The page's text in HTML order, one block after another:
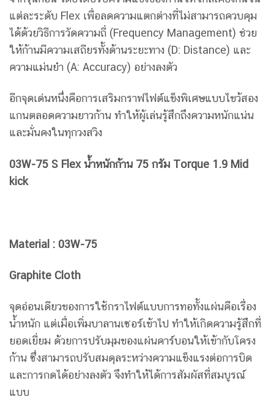
แต่ละระดับ Flex เพื่อลดความแตกต่างที่ไม่สามารถควบคุม
ได้ด้วยวิธีการวัดความถี่ (Frequency Management) ช่วย
ให้ก้านมีความเสถียรทั้งด้านระยะทาง (D: Distance) และ
ความแม่นยำ (A: Accuracy) อย่างลงตัว
อีกจุดเด่นหนึ่งคือการเสริมกราฟไฟต์แข็งพิเศษแบบไขว้สอง
แกนตลอดความยาวก้าน ทำให้ผู้เล่นรู้สึกถึงความหนักแน่น
และมั่นคงในทุกวงสวิง
03W-75 S Flex น้ำหนักก้าน 75 กรัม Torque 1.9 Mid
kick
Material : 03W-75
Graphite Cloth
จุดอ่อนเดียวของการใช้กราไฟต์แบบการทอทั้งแผ่นคือเรื่อง
น้ำหนัก แต่เมื่อเพิ่มบาลานเซอร์เข้าไป ทำให้เกิดความรู้สึกที่
ยอดเยี่ยม ด้วยการปรับมุมของแผ่นคาร์บอนให้เข้ากับโครง
ก้าน ซึ่งสามารถปรับสมดุลระหว่างความแข็งแรงต่อการบิด
และการกดได้อย่างลงตัว จึงทำให้ได้การสัมผัสที่สมบูรณ์
แบบ